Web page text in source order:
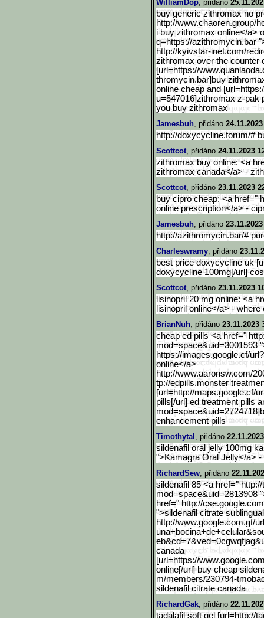
WilliamDop, přidáno
buy generic zithromax no
http://www.chaoren.group/
i buy zithromax online</a>
q=https://azithromycin.bar
http://kyivstar-inet.com/
zithromax over the counter
[url=https://www.quanlaod
thromycin.bar]buy
online cheap and
u=547016]zithromax z-pak
you buy zithromax
Jamesbuh, přidáno
http://doxycycline.forum/#
Scottcot, přidáno 24.11.2023
zithromax buy online: <a
zithromax canada</a> -
Scottcot, přidáno 23.11.2023
buy cipro cheap: <a href="
online prescription</a> -
Jamesbuh, přidáno
http://azithromycin.bar/#
Charleswramy, přidáno
best price doxycycline uk
doxycycline 100mg[/url]
Scottcot, přidáno 23.11.2023
lisinopril 20 mg online: <a
lisinopril online</a> -
BrianNuh, přidáno 23.11.2023
cheap ed pills <a href="
mod=space&uid=3001593
https://images.google.cf/
online</a>
http://www.aaronsw.com/20
tp://edpills.monster
[url=http://maps.google.cf/
pills[/url] ed treatment pills
enhancement pills
Timothytal , přidáno
sildenafil oral jelly 100mg
">Kamagra Oral Jelly</a>
RichardSew, přidáno
sildenafil 85 <a href="
mod=space&uid=2813908
href=" http://
">sildenafil citrate
http://www.google.com.gt/
canada
[url=https://www.google.c
online[/url] buy cheap
m/members/230794-
sildenafil citrate canada
RichardGak, přidáno
tadalafil soft gel [url=http://